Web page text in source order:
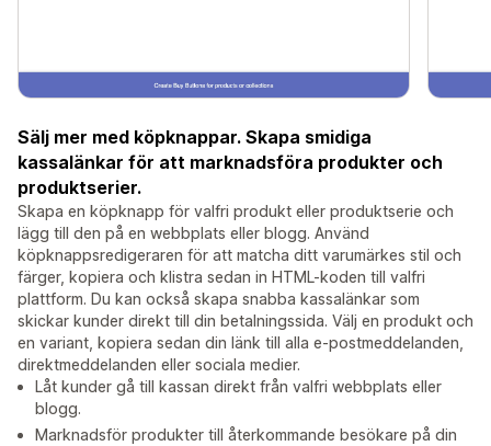
Sälj mer med köpknappar. Skapa smidiga
kassalänkar för att marknadsföra produkter och
produktserier.
Skapa en köpknapp för valfri produkt eller produktserie och
lägg till den på en webbplats eller blogg. Använd
köpknappsredigeraren för att matcha ditt varumärkes stil och
färger, kopiera och klistra sedan in HTML-koden till valfri
plattform. Du kan också skapa snabba kassalänkar som
skickar kunder direkt till din betalningssida. Välj en produkt och
en variant, kopiera sedan din länk till alla e-postmeddelanden,
direktmeddelanden eller sociala medier.
Låt kunder gå till kassan direkt från valfri webbplats eller
blogg.
Marknadsför produkter till återkommande besökare på din